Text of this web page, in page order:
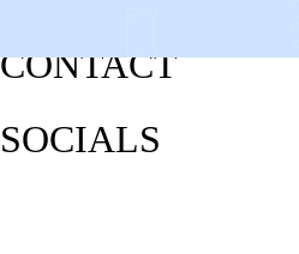
CONTACT
SOCIALS